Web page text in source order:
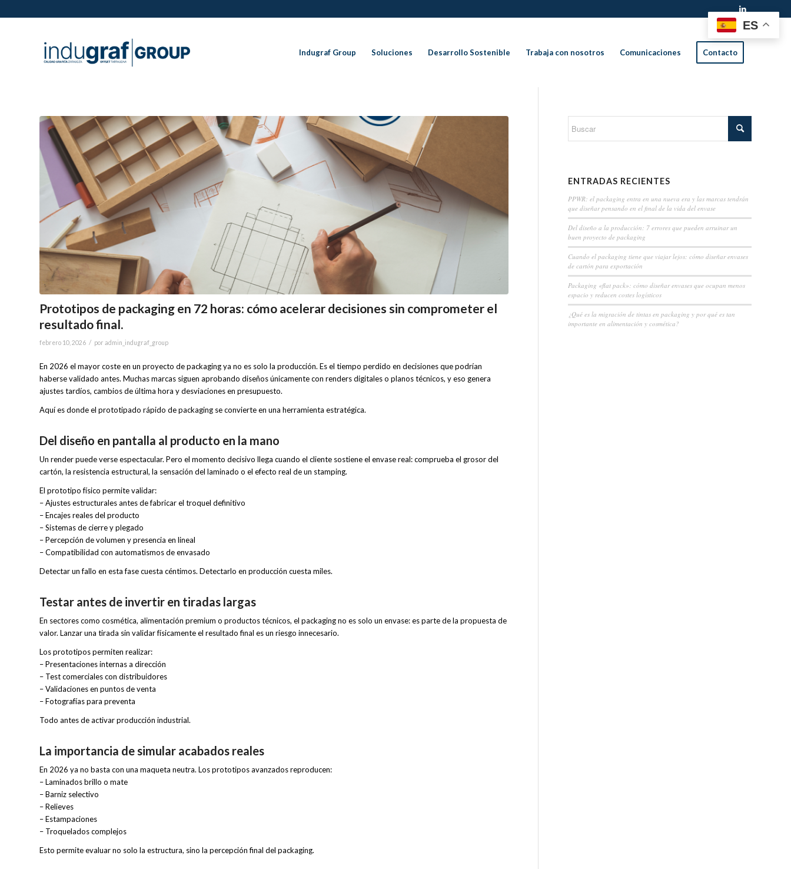
Indugraf Group Soluciones Desarrollo Sostenible Trabaja con nosotros Comunicaciones Contacto
Prototipos de packaging en 72 horas: cómo acelerar decisiones sin comprometer el
resultado final.
febrero 10, 2026 / por admin_indugraf_group
En 2026 el mayor coste en un proyecto de packaging ya no es solo la producción. Es el tiempo perdido en decisiones que podrían
haberse validado antes. Muchas marcas siguen aprobando diseños únicamente con renders digitales o planos técnicos, y eso genera
ajustes tardíos, cambios de última hora y desviaciones en presupuesto.
Aquí es donde el prototipado rápido de packaging se convierte en una herramienta estratégica.
Del diseño en pantalla al producto en la mano
Un render puede verse espectacular. Pero el momento decisivo llega cuando el cliente sostiene el envase real: comprueba el grosor del
cartón, la resistencia estructural, la sensación del laminado o el efecto real de un stamping.
El prototipo físico permite validar:
– Ajustes estructurales antes de fabricar el troquel definitivo
– Encajes reales del producto
– Sistemas de cierre y plegado
– Percepción de volumen y presencia en lineal
– Compatibilidad con automatismos de envasado
Detectar un fallo en esta fase cuesta céntimos. Detectarlo en producción cuesta miles.
Testar antes de invertir en tiradas largas
En sectores como cosmética, alimentación premium o productos técnicos, el packaging no es solo un envase: es parte de la propuesta de
valor. Lanzar una tirada sin validar físicamente el resultado final es un riesgo innecesario.
Los prototipos permiten realizar:
– Presentaciones internas a dirección
– Test comerciales con distribuidores
– Validaciones en puntos de venta
– Fotografías para preventa
Todo antes de activar producción industrial.
La importancia de simular acabados reales
En 2026 ya no basta con una maqueta neutra. Los prototipos avanzados reproducen:
– Laminados brillo o mate
– Barniz selectivo
– Relieves
– Estampaciones
– Troquelados complejos
Esto permite evaluar no solo la estructura, sino la percepción final del packaging.
ENTRADAS RECIENTES
PPWR: el packaging entra en una nueva era y las marcas tendrán
que diseñar pensando en el final de la vida del envase
Del diseño a la producción: 7 errores que pueden arruinar un
buen proyecto de packaging
Cuando el packaging tiene que viajar lejos: cómo diseñar envases
de cartón para exportación
Packaging «flat pack»: cómo diseñar envases que ocupan menos
espacio y reducen costes logísticos
¿Qué es la migración de tintas en packaging y por qué es tan
importante en alimentación y cosmética?
ES